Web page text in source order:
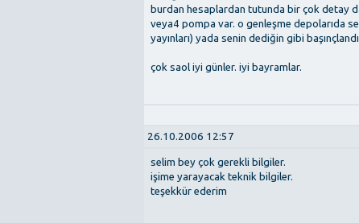
burdan hesaplardan tutunda bir çok detay
veya4 pompa var. o genleşme depolarıda
yayınları) yada senin dediğin gibi
çok saol iyi günler. iyi bayramlar.
26.10.2006 12:57
selim bey çok gerekli bilgiler.
işime yarayacak teknik bilgiler.
teşekkür ederim